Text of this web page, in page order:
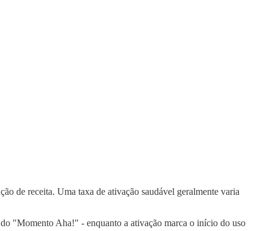
de receita. Uma taxa de ativação saudável geralmente varia
"Momento Aha!" - enquanto a ativação marca o início do uso